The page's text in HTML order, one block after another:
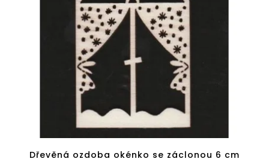
Dřevěná ozdoba okénko se záclonou 6 cm